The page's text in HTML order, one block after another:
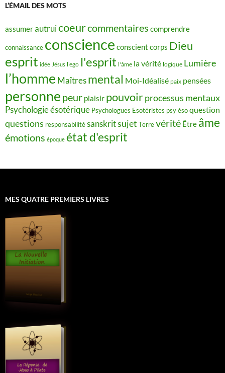
L’ÉMAIL DES MOTS
assumerautruicoeurcommentaires comprendre
connaissance conscience conscient corps Dieu
esprit idée Jésus l'ego l'esprit l'âme la vérité logique Lumière
l’homme Maîtres mental Moi-Idéalisé paix pensées
personne peur plaisir pouvoirprocessus mentaux
Psychologie ésotérique Psychologues Esotéristes psy ésoquestion
questions responsabilitésanskritsujet Terrevérité Être âme
émotions époque état d'esprit
MES QUATRE PREMIERS LIVRES